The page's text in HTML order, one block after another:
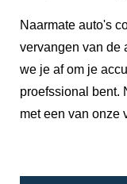
Naarmate auto's
vervangen van de
we je af om je
proefssional bent.
met een van onze